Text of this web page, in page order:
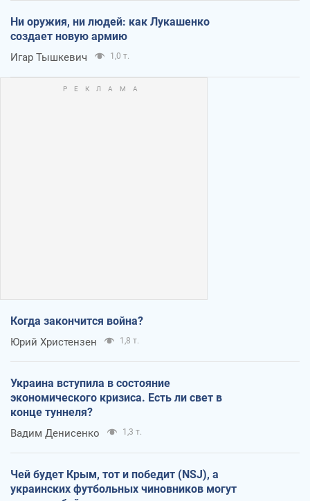
Ни оружия, ни людей: как Лукашенко
создает новую армию
Игар Тышкевич 1,0 т.
Когда закончится война?
Юрий Христензен 1,8 т.
Украина вступила в состояние
экономического кризиса. Есть ли свет в
конце туннеля?
Вадим Денисенко 1,3 т.
Чей будет Крым, тот и победит (NSJ), а
украинских футбольных чиновников могут